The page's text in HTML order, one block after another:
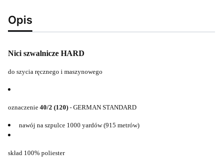
Opis
Nici szwalnicze HARD
do szycia ręcznego i maszynowego
oznaczenie 40/2 (120) - GERMAN STANDARD
nawój na szpulce 1000 yardów (915 metrów)
skład 100% poliester